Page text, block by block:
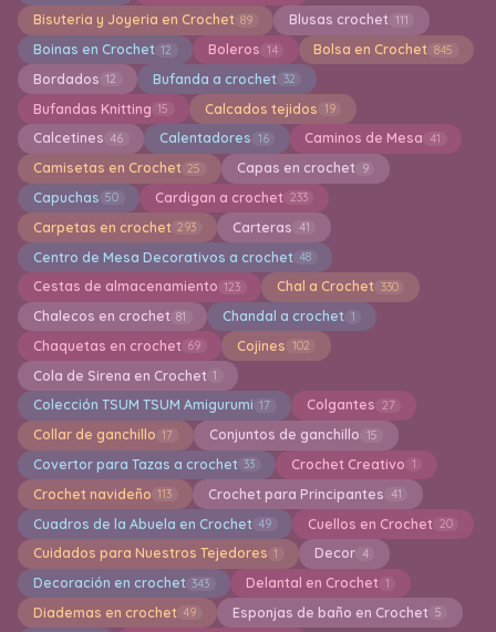
Bisuteria y Joyeria en Crochet 89 Blusas crochet 111
Boinas en Crochet 12 Boleros 14 Bolsa en Crochet 845
Bordados 12 Bufanda a crochet 32
Bufandas Knitting 15 Calcados tejidos 19
Calcetines 46 Calentadores 16 Caminos de Mesa 41
Camisetas en Crochet 25 Capas en crochet 9
Capuchas 50 Cardigan a crochet 233
Carpetas en crochet 293 Carteras 41
Centro de Mesa Decorativos a crochet 48
Cestas de almacenamiento 123 Chal a Crochet 330
Chalecos en crochet 81 Chandal a crochet 1
Chaquetas en crochet 69 Cojines 102
Cola de Sirena en Crochet 1
Colección TSUM TSUM Amigurumi 17 Colgantes 27
Collar de ganchillo 17 Conjuntos de ganchillo 15
Covertor para Tazas a crochet 33 Crochet Creativo 1
Crochet navideño 113 Crochet para Principantes 41
Cuadros de la Abuela en Crochet 49 Cuellos en Crochet 20
Cuidados para Nuestros Tejedores 1 Decor 4
Decoración en crochet 343 Delantal en Crochet 1
Diademas en crochet 49 Esponjas de baño en Crochet 5